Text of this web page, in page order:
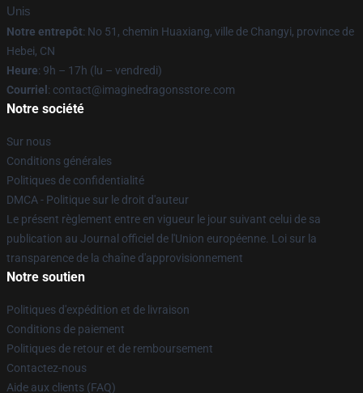
Unis
Notre entrepôt: No 51, chemin Huaxiang, ville de Changyi, province de
Hebei, CN
Heure: 9h – 17h (lu – vendredi)
Courriel : contact@imaginedragonsstore.com
Notre société
Sur nous
Conditions générales
Politiques de confidentialité
DMCA - Politique sur le droit d'auteur
Le présent règlement entre en vigueur le jour suivant celui de sa
publication au Journal officiel de l'Union européenne. Loi sur la
transparence de la chaîne d'approvisionnement
Notre soutien
Politiques d'expédition et de livraison
Conditions de paiement
Politiques de retour et de remboursement
Contactez-nous
Aide aux clients (FAQ)